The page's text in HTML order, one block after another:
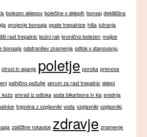
bolezen sklepov bolečine v sklepih bonsaj dekliščina
gnojenje bonsaja goste trepalnice hiša jutranja
rast trepalnic kožni rak kronična bolezen majice
bonsaja odstranitev znamenja odtok v stanovanju
otroci in spanje poletje poroka prenova
psihično počutje serum za rast trepalnic sklepi
kožo smrad iz odtoka soda bikarbona in kis srednja
trgovina z vzglavniki voda vzglavniki vzglavniki
zaščitne rokavice zdravje znamenje